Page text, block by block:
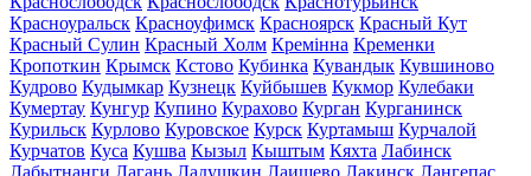
Красноуральск Красноуфимск Красноярск Красный Кут
Красный Сулин Красный Холм Кремінна Кременки
Кропоткин Крымск Кстово Кубинка Кувандык Кувшиново
Кудрово Кудымкар Кузнецк Куйбышев Кукмор Кулебаки
Кумертау Кунгур Купино Курахово Курган Курганинск
Курильск Курлово Куровское Курск Куртамыш Курчалой
Курчатов Куса Кушва Кызыл Кыштым Кяхта Лабинск
Лабытнанги Лагань Ладушкин Лаишево Лакинск Лангепас